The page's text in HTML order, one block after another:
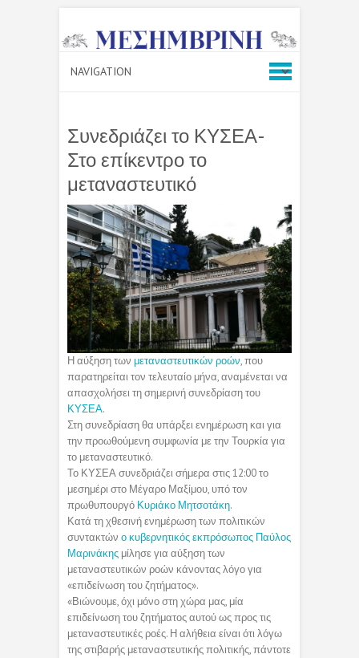
Συνεδριάζει το ΚΥΣΕΑ-
Στο επίκεντρο το
μεταναστευτικό
Η αύξηση των μεταναστευτικών ροών, που
παρατηρείται τον τελευταίο μήνα, αναμένεται να
απασχολήσει τη σημερινή συνεδρίαση του
ΚΥΣΕΑ.
Στη συνεδρίαση θα υπάρξει ενημέρωση και για
την προωθούμενη συμφωνία με την Τουρκία για
το μεταναστευτικό.
Το ΚΥΣΕΑ συνεδριάζει σήμερα στις 12:00 το
μεσημέρι στο Μέγαρο Μαξίμου, υπό τον
πρωθυπουργό Κυριάκο Μητσοτάκη.
Κατά τη χθεσινή ενημέρωση των πολιτικών
συντακτών ο κυβερνητικός εκπρόσωπος Παύλος
Μαρινάκης μίλησε για αύξηση των
μεταναστευτικών ροών κάνοντας λόγο για
«επιδείνωση του ζητήματος».
«Βιώνουμε, όχι μόνο στη χώρα μας, μία
επιδείνωση του ζητήματος αυτού ως προς τις
μεταναστευτικές ροές. Η αλήθεια είναι ότι λόγω
της στιβαρής μεταναστευτικής πολιτικής, πάντοτε